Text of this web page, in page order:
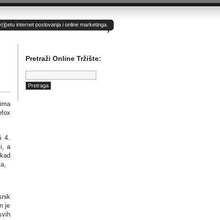
internet poslovanja i online marketinga.
4.
a
je
Pretraži Online Tržište:
Pretraga: